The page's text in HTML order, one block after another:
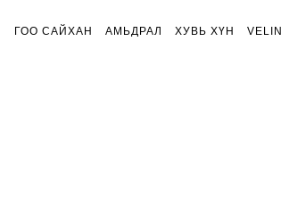
ГОО САЙХАН АМЬДРАЛ ХУВЬ ХҮН VELIN